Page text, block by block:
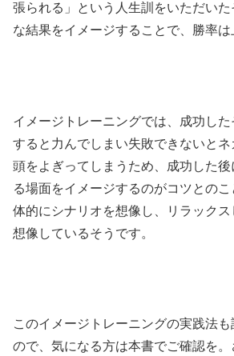
張られる」という人生訓をいただい
な結果をイメージすることで、勝率は
イメージトレーニングでは、成功し
すると力んでしまい失敗できないと
頭をよぎってしまうため、成功した
る場面をイメージするのがコツとの
体的にシナリオを想像し、リラック
想像しているそうです。
このイメージトレーニングの実践法
ので、気になる方は本書でご確認を